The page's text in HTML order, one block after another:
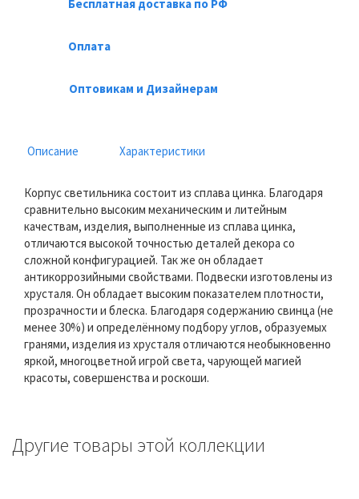
Бесплатная доставка по РФ
Оплата
Оптовикам и Дизайнерам
Описание Характеристики
Корпус светильника состоит из сплава цинка. Благодаря
сравнительно высоким механическим и литейным
качествам, изделия, выполненные из сплава цинка,
отличаются высокой точностью деталей декора со
сложной конфигурацией. Так же он обладает
антикоррозийными свойствами. Подвески изготовлены из
хрусталя. Он обладает высоким показателем плотности,
прозрачности и блеска. Благодаря содержанию свинца (не
менее 30%) и определённому подбору углов, образуемых
гранями, изделия из хрусталя отличаются необыкновенно
яркой, многоцветной игрой света, чарующей магией
красоты, совершенства и роскоши.
Другие товары этой коллекции